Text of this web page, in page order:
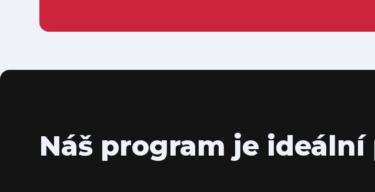
Náš program je ideální